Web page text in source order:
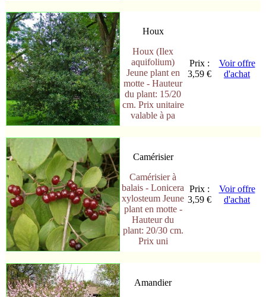
Houx
Houx (Ilex
aquifolium)
Jeune plant en
motte - Hauteur
du plant: 15/20
cm. Prix unitaire
valable à pa
Prix :
3,59 €
Voir offre
d'achat
Camérisier
Camérisier à
balais - Lonicera
xylosteum Jeune
plant en motte -
Hauteur du
plant: 20/30 cm.
Prix uni
Prix :
3,59 €
Voir offre
d'achat
Amandier